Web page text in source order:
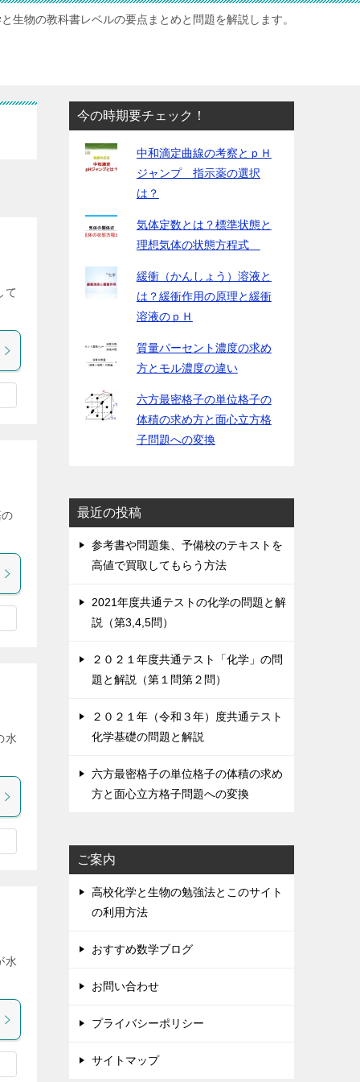
生物の教科書レベルの要点まとめと問題を解説します。
て
水
水
今の時期要チェック！
中和滴定曲線の考察とｐＨ
ジャンプ 指示薬の選択
は？
気体定数とは？標準状態と
理想気体の状態方程式
緩衝（かんしょう）溶液と
は？緩衝作用の原理と緩衝
溶液のｐＨ
質量パーセント濃度の求め
方とモル濃度の違い
六方最密格子の単位格子の
体積の求め方と面心立方格
子問題への変換
最近の投稿
参考書や問題集、予備校のテキストを
高値で買取してもらう方法
2021年度共通テストの化学の問題と解
説（第3,4,5問）
２０２１年度共通テスト「化学」の問
題と解説（第１問第２問）
２０２１年（令和３年）度共通テスト
化学基礎の問題と解説
六方最密格子の単位格子の体積の求め
方と面心立方格子問題への変換
ご案内
高校化学と生物の勉強法とこのサイト
の利用方法
おすすめ数学ブログ
お問い合わせ
プライバシーポリシー
サイトマップ